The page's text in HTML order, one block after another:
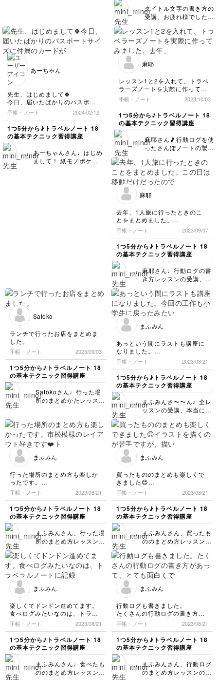
回のレッスンもよろしく
お願いします！
くださいね！ 次回のレ
ッスンもよろしくお願い
タイトル文字の書き方の
受講、お疲れ様でした！
る"丸み"部分、とても綺
麗に描けていてかわいい
です✨ バランスも
自身のノートにも書き記
回のレッスンもよろしく
お願いします！
あーちゃん
先生、はじめまして🍀
今日、届いたばかりのパスポー
トサイズに付属のカードがお洒
落だったので、早速作成しまし
た。
窓が少し大きかったのと白紙で
作った方が良かったかなぁ？と
フィードバック中です。
これからの旅行が楽しみです。
手帳・ノート 2024/02/12
1つ5分から♪トラベルノート 18
の基本テクニック習得講座
あーちゃんさん♩はじめ
まして！ 紙モノポケッ
下のノートをクラフト紙
ンもよろしくお願いしま
麻耶
レッスン1と2を入れて、トラベ
ラーズノートを実際に作ってみ
ました。去年、1人旅で行った
倉敷。このページがお気に入り
です。
手帳・ノート 2023/10/03
1つ5分から♪トラベルノート 18
の基本テクニック習得講座
麻耶さん🎵行動ログを使
ったさんぽノートの製
今回の第5回講座は、 ま
さに麻耶さんのように
「学んだテクニックの中
を選んで組み合わせて製
で企画したので、 それ
にチャレンジいただけて
嬉しいです(๑>◡<๑) 麻
耶さんはかなりの理解力
とそれを実践できる技術
力がおありですね。 さ
るなど、全体としての完
成度もとても高いです！
その才能をこれからも存
分に生かしながらノート
づくりを楽しんでくださ
いね。 次回のレッスン
♩
麻耶
去年、1人旅に行ったときのこ
とをまとめました。
この日は移動だけだったので、
駅名を書いています。夜ご飯を
食べたお店も書いてみました。
手帳・ノート 2023/09/07
1つ5分から♪トラベルノート 18
の基本テクニック習得講座
麻耶さん♩行動ログの書
き方レッスンの受講、お
ンとも、とてもきれいに
描けていますね☺️ スタ
ンプを使うデザインを手
もgoodです！ ちなみに
いものと太いものなどで
使い分けると、もっと紙
面にメリハリが出てより
良くなるので、良かった
ら試してみてください♩
次回のレッスンもよろし
Satoko
ランチで行ったお店をまとめま
した。
手帳・ノート 2023/09/03
1つ5分から♪トラベルノート 18
の基本テクニック習得講座
Satokoさん♩行った場
所のまとめかたレッスン
もお上手ですね！！ 特
に牡蠣なんか、立体感が
バッチリです＼(^-^)／
レイアウトもページ全体
をうまく使って、とても
す！ とっておきのラン
チを食べた時はぜひまた
こんな風にノートを作っ
てみてくださいね♡ 次
回のレッスンもよろしく
お願いします！
まふみん
あっという間にラストも講座に
なりました。
今回の工作も小学生に戻ったみ
たいで楽しくできました😊
先生の講座はとても楽しく、勉
強になります。
またの開催を楽しみに待ってま
す。
ありがとうございました❤️
手帳・ノート 2023/08/21
1つ5分から♪トラベルノート 18
の基本テクニック習得講座
まふみんさ〜〜ん♩全レ
ッスンの受講、本当にお
みんさんはわたしのレッ
スンを受講されている生
徒さんの中でも飛び抜け
つそれを完成させられる
自身のオリジナリティを
さりげなくプラスできる
ユーモアをお持ちの方だ
と思います❤️ そんなま
ふみんさんのノートをレ
ッスンを通して拝見でき
楽しみにしています
(๑>◡<๑) これからもぜ
ひ一緒にノート作りを楽
しみましょうね♩ 次回
もまたお会いできたら嬉
しいです❤️ありがとうご
まふみん
行った場所のまとめ方も楽しか
ったです。
市松模様のレイアウト好きです
❤️
トラベルノートがますます好き
になります😊
手帳・ノート 2023/08/21
1つ5分から♪トラベルノート 18
の基本テクニック習得講座
まふみんさん、行った場
所のまとめ方レッスンの
市松模様のレイアウト
は、お店のロゴのトレー
スも含めて結構難易度が
とても上手にまとめられ
ウトがマスターできた
ら、次は使う用紙やシー
ルの色などで変化をつけ
るとまた違った楽しみ方
ができると思いますの
で、よかったら試してみ
レッスンもよろしくお願
いします！
まふみん
買ったもののまとめも楽しくで
きました😊
イラストを描くのが苦手です
が、描いてたら少しづつ慣れて
きました。
もっと可愛いトラベルノートを
書きたいと日々思ってます。
手帳・ノート 2023/08/21
1つ5分から♪トラベルノート 18
の基本テクニック習得講座
まふみんさん、買ったも
ののまとめ方レッスン受
まずお守りといったご自
身らしいテーマで作成さ
れているのがとても
イラストはあまり得意で
モチーフの特徴をよく押
さえていて（特に一六タ
ルトなどはちょっと難易
度が思いますが）バッチ
リです！ まふみんさん
は文字もレイアウトもお
ストも武器にできるとよ
り可愛いノートづくりが
まふみん
楽しくてドンドン進めてます。
食べログみたいなのは、トラベ
ラルノートに記録したことがな
いので、早速やってみたいで
す。
先生のトラベルノートは可愛く
て、大好きです❤️
手帳・ノート 2023/08/21
1つ5分から♪トラベルノート 18
の基本テクニック習得講座
まふみんさん♩食べたも
ののまとめ方レッスン、
まふみん
行動ログも書きました。
たくさんの行動ログの書き方が
あって、とても面白くできまし
た。
私もいろんなパターンのトラベ
ルノートを書けるようになりた
いです。
手帳・ノート 2023/08/21
1つ5分から♪トラベルノート 18
の基本テクニック習得講座
まふみんさん、行動ログ
のまとめ方レッスンの受